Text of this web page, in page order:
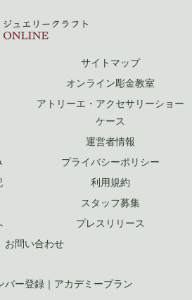
サイトマップ
オンライン彫金教室
アトリーエ・アクセサリーショー
ケース
運営者情報
プライバシーポリシー
利用規約
スタッフ募集
プレスリリース
お問い合わせ
バー登録 ｜ アカデミープラン